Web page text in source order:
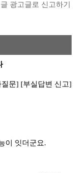
광고글로 신고하기
문] [부실답변 신고]
이 잇더군요.